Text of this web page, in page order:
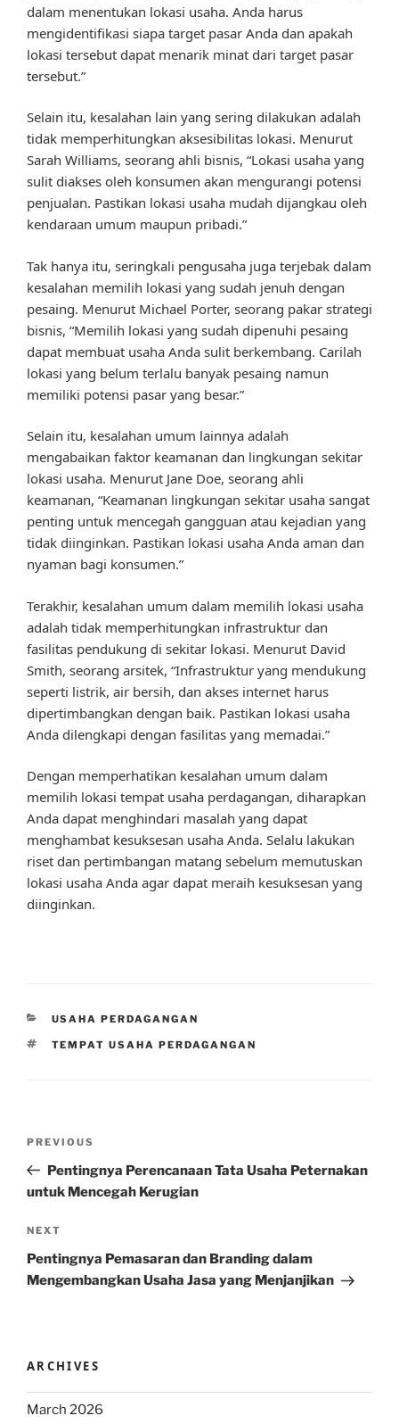
dalam menentukan lokasi usaha. Anda harus
mengidentifikasi siapa target pasar Anda dan apakah
lokasi tersebut dapat menarik minat dari target pasar
tersebut.”
Selain itu, kesalahan lain yang sering dilakukan adalah
tidak memperhitungkan aksesibilitas lokasi. Menurut
Sarah Williams, seorang ahli bisnis, “Lokasi usaha yang
sulit diakses oleh konsumen akan mengurangi potensi
penjualan. Pastikan lokasi usaha mudah dijangkau oleh
kendaraan umum maupun pribadi.”
Tak hanya itu, seringkali pengusaha juga terjebak dalam
kesalahan memilih lokasi yang sudah jenuh dengan
pesaing. Menurut Michael Porter, seorang pakar strategi
bisnis, “Memilih lokasi yang sudah dipenuhi pesaing
dapat membuat usaha Anda sulit berkembang. Carilah
lokasi yang belum terlalu banyak pesaing namun
memiliki potensi pasar yang besar.”
Selain itu, kesalahan umum lainnya adalah
mengabaikan faktor keamanan dan lingkungan sekitar
lokasi usaha. Menurut Jane Doe, seorang ahli
keamanan, “Keamanan lingkungan sekitar usaha sangat
penting untuk mencegah gangguan atau kejadian yang
tidak diinginkan. Pastikan lokasi usaha Anda aman dan
nyaman bagi konsumen.”
Terakhir, kesalahan umum dalam memilih lokasi usaha
adalah tidak memperhitungkan infrastruktur dan
fasilitas pendukung di sekitar lokasi. Menurut David
Smith, seorang arsitek, “Infrastruktur yang mendukung
seperti listrik, air bersih, dan akses internet harus
dipertimbangkan dengan baik. Pastikan lokasi usaha
Anda dilengkapi dengan fasilitas yang memadai.”
Dengan memperhatikan kesalahan umum dalam
memilih lokasi tempat usaha perdagangan, diharapkan
Anda dapat menghindari masalah yang dapat
menghambat kesuksesan usaha Anda. Selalu lakukan
riset dan pertimbangan matang sebelum memutuskan
lokasi usaha Anda agar dapat meraih kesuksesan yang
diinginkan.
CATEGORIES
USAHA PERDAGANGAN
TAGS
TEMPAT USAHA PERDAGANGAN
Previous
Post
PREVIOUS
Pentingnya Perencanaan Tata Usaha Peternakan
untuk Mencegah Kerugian
Next
Post
NEXT
Pentingnya Pemasaran dan Branding dalam
Mengembangkan Usaha Jasa yang Menjanjikan
ARCHIVES
March 2026